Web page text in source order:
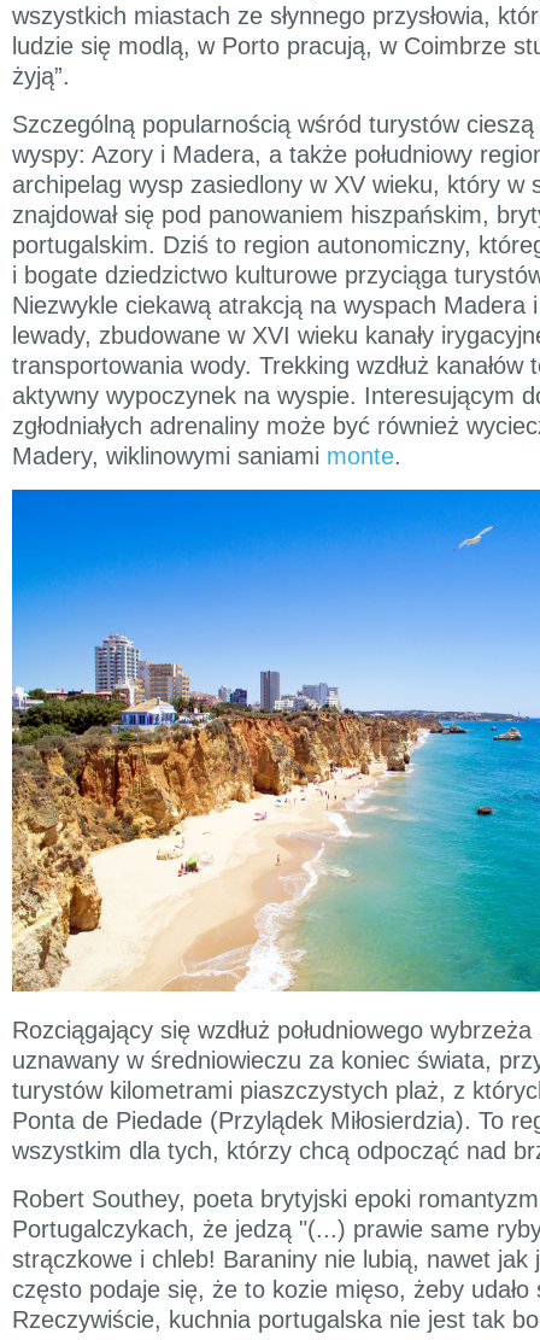
wszystkich miastach ze słynnego przysłowia,
ludzie się modlą, w Porto pracują, w Coimbrze
żyją”.
Szczególną popularnością wśród turystów
wyspy: Azory i Madera, a także południowy
archipelag wysp zasiedlony w XV wieku, który w
znajdował się pod panowaniem hiszpańskim,
portugalskim. Dziś to region autonomiczny,
i bogate dziedzictwo kulturowe przyciąga
Niezwykle ciekawą atrakcją na wyspach Madera
lewady, zbudowane w XVI wieku kanały
transportowania wody. Trekking wzdłuż kanałów
aktywny wypoczynek na wyspie. Interesującym
zgłodniałych adrenaliny może być również
Madery, wiklinowymi saniami monte.
Rozciągający się wzdłuż południowego
uznawany w średniowieczu za koniec świata,
turystów kilometrami piaszczystych plaż, z
Ponta de Piedade (Przylądek Miłosierdzia). To
wszystkim dla tych, którzy chcą odpocząć nad
Robert Southey, poeta brytyjski epoki
Portugalczykach, że jedzą "(...) prawie same
strączkowe i chleb! Baraniny nie lubią, nawet jak
często podaje się, że to kozie mięso, żeby udało
Rzeczywiście, kuchnia portugalska nie jest tak